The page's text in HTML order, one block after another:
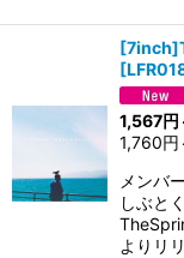
[
1,567円
1,760円
メンバ
しぶと
よりリ